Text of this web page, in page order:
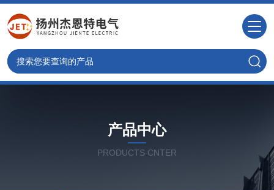
产品中心
PRODUCTS CNTER